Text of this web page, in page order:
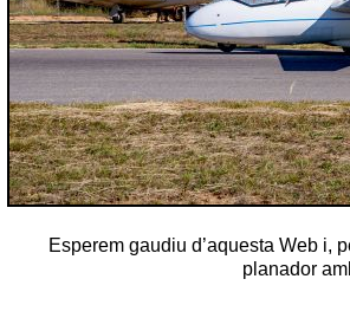
Esperem gaudiu d’aquesta Web i,
planador